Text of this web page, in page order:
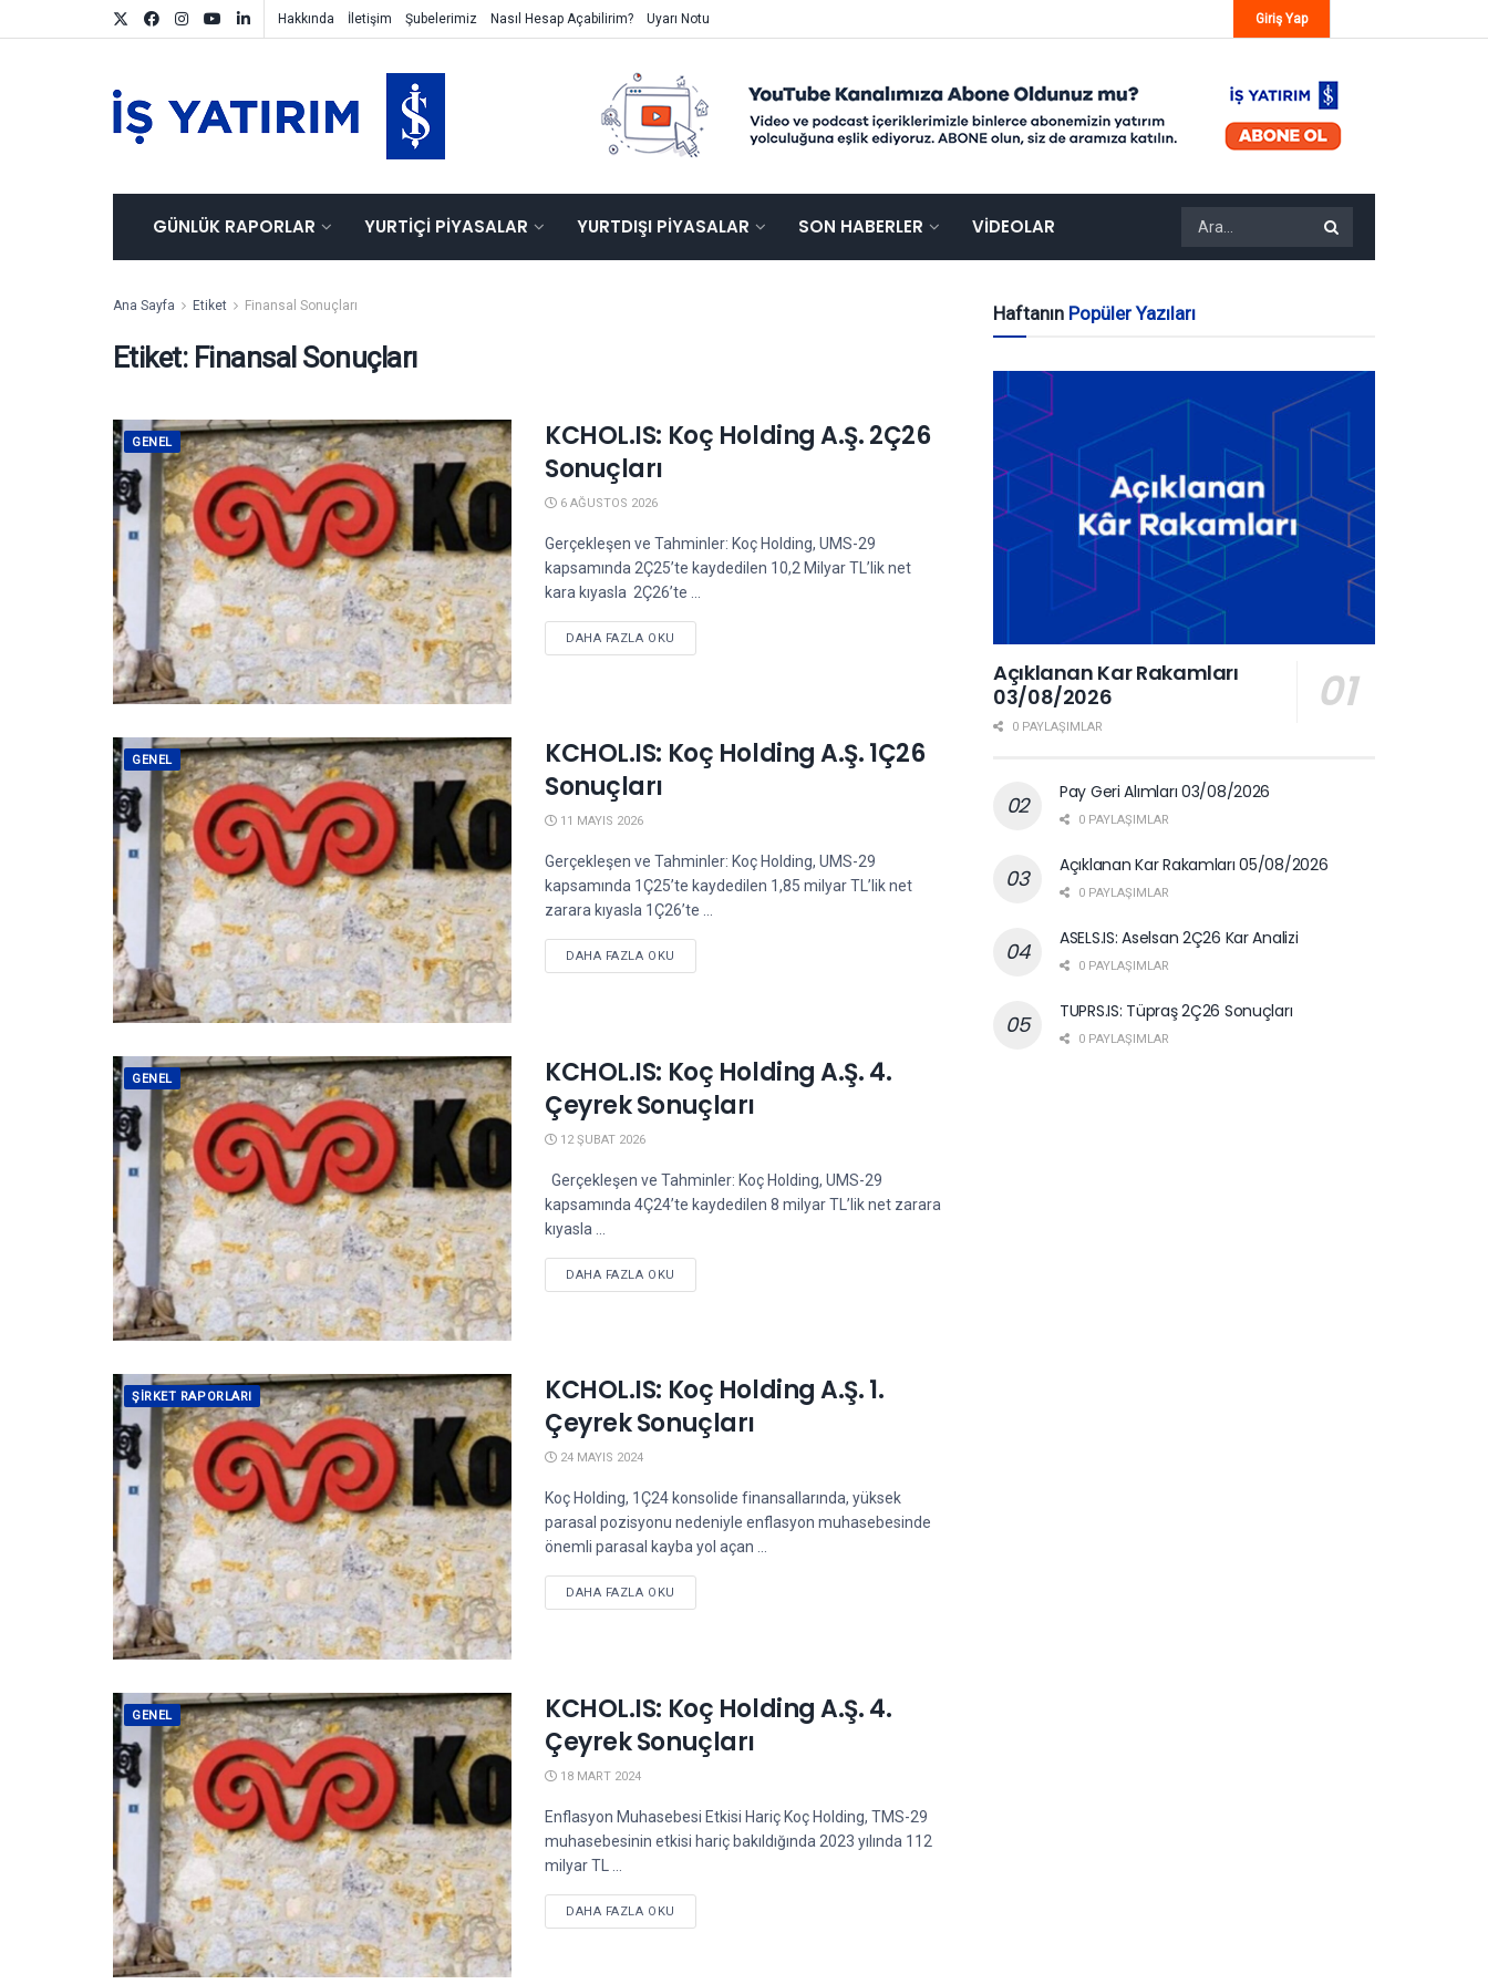
Hakkında İletişim Şubelerimiz Nasıl Hesap Açabilirim? Uyarı Notu Giriş Yap
GÜNLÜK RAPORLAR YURTIÇI PIYASALAR YURTDIŞI PIYASALAR SON HABERLER VIDEOLAR
Ana Sayfa Etiket Finansal Sonuçları
Etiket: Finansal Sonuçları
GENEL
KCHOL.IS: Koç Holding A.Ş. 2Ç26
Sonuçları
6 AĞUSTOS 2026
Gerçekleşen ve Tahminler: Koç Holding, UMS-29
kapsamında 2Ç25’te kaydedilen 10,2 Milyar TL’lik net
kara kıyasla 2Ç26’te ...
DAHA FAZLA OKU
GENEL
KCHOL.IS: Koç Holding A.Ş. 1Ç26
Sonuçları
11 MAYIS 2026
Gerçekleşen ve Tahminler: Koç Holding, UMS-29
kapsamında 1Ç25’te kaydedilen 1,85 milyar TL’lik net
zarara kıyasla 1Ç26’te ...
DAHA FAZLA OKU
GENEL
KCHOL.IS: Koç Holding A.Ş. 4.
Çeyrek Sonuçları
12 ŞUBAT 2026
Gerçekleşen ve Tahminler: Koç Holding, UMS-29
kapsamında 4Ç24’te kaydedilen 8 milyar TL’lik net zarara
kıyasla ...
DAHA FAZLA OKU
ŞIRKET RAPORLARI
KCHOL.IS: Koç Holding A.Ş. 1.
Çeyrek Sonuçları
24 MAYIS 2024
Koç Holding, 1Ç24 konsolide finansallarında, yüksek
parasal pozisyonu nedeniyle enflasyon muhasebesinde
önemli parasal kayba yol açan ...
DAHA FAZLA OKU
GENEL
KCHOL.IS: Koç Holding A.Ş. 4.
Çeyrek Sonuçları
18 MART 2024
Enflasyon Muhasebesi Etkisi Hariç Koç Holding, TMS-29
muhasebesinin etkisi hariç bakıldığında 2023 yılında 112
milyar TL ...
DAHA FAZLA OKU
Haftanın Popüler Yazıları
Açıklanan Kar Rakamları
03/08/2026
0 PAYLAŞIMLAR
Pay Geri Alımları 03/08/2026
0 PAYLAŞIMLAR
Açıklanan Kar Rakamları 05/08/2026
0 PAYLAŞIMLAR
ASELS.IS: Aselsan 2Ç26 Kar Analizi
0 PAYLAŞIMLAR
TUPRS.IS: Tüpraş 2Ç26 Sonuçları
0 PAYLAŞIMLAR